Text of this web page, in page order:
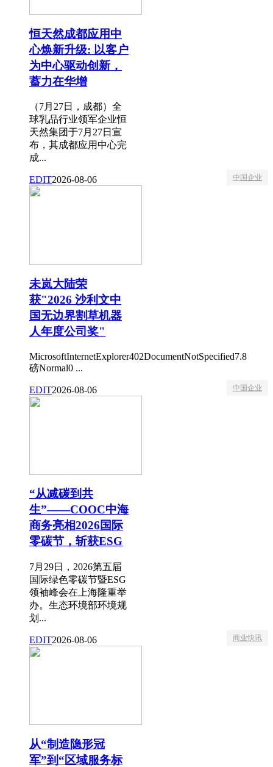
恒天然成都应用中
心焕新升级: 以客户
为中心驱动创新，
蓄力在华增
（7月27日，成都）全
球乳品行业领军企业恒
天然集团于7月27日宣
布，其成都应用中心完
成...
EDIT2026-08-06 中国企业
未岚大陆荣
获"2026 沙利文中
国无边界割草机器
人年度公司奖"
MicrosoftInternetExplorer402DocumentNotSpecified7.8
磅Normal0 ...
EDIT2026-08-06 中国企业
“从减碳到共
生”——COOC中海
商务亮相2026国际
零碳节，斩获ESG
7月29日，2026第五届
国际绿色零碳节暨ESG
领袖峰会在上海隆重举
办。生态环境部环境规
划...
EDIT2026-08-06 商业快讯
从“制造隐形冠
军”到“区域服务标